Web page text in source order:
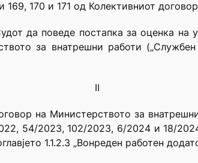
169, 170 и 171 од Колективниот
да поведе постапка за оценка на
за внатрешни работи
II
на Министерството за
54/2023, 102/2023, 6/2024 и 18/
1.1.2.3 „Вонреден работен